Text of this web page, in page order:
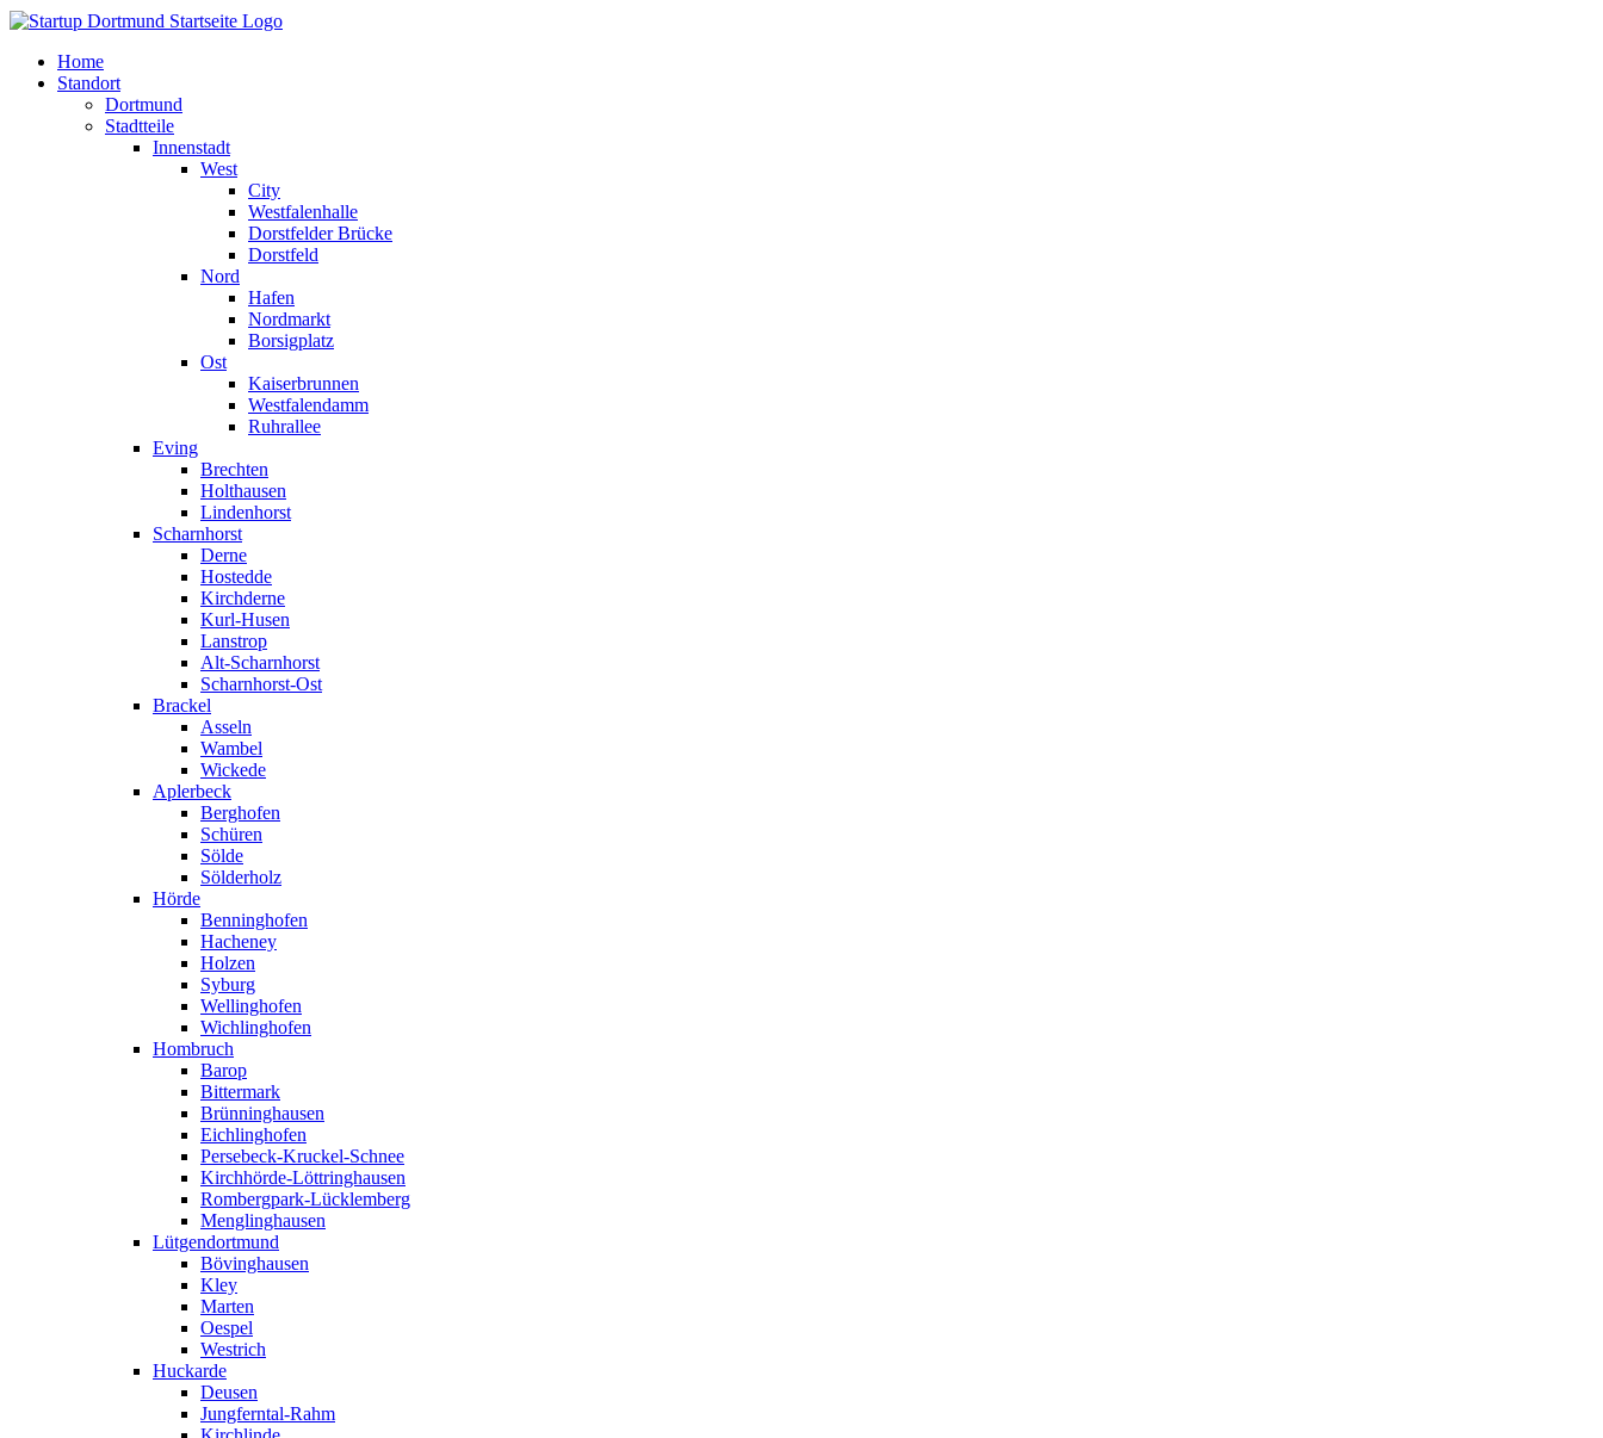
Home
Standort
Dortmund
Stadtteile
Innenstadt
West
City
Westfalenhalle
Dorstfelder Brücke
Dorstfeld
Nord
Hafen
Nordmarkt
Borsigplatz
Ost
Kaiserbrunnen
Westfalendamm
Ruhrallee
Eving
Brechten
Holthausen
Lindenhorst
Scharnhorst
Derne
Hostedde
Kirchderne
Kurl-Husen
Lanstrop
Alt-Scharnhorst
Scharnhorst-Ost
Brackel
Asseln
Wambel
Wickede
Aplerbeck
Berghofen
Schüren
Sölde
Sölderholz
Hörde
Benninghofen
Hacheney
Holzen
Syburg
Wellinghofen
Wichlinghofen
Hombruch
Barop
Bittermark
Brünninghausen
Eichlinghofen
Persebeck-Kruckel-Schnee
Kirchhörde-Löttringhausen
Rombergpark-Lücklemberg
Menglinghausen
Lütgendortmund
Bövinghausen
Kley
Marten
Oespel
Westrich
Huckarde
Deusen
Jungferntal-Rahm